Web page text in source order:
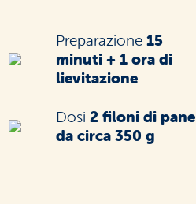
Preparazione 15
minuti + 1 ora di
lievitazione
Dosi 2 filoni di pane
da circa 350 g